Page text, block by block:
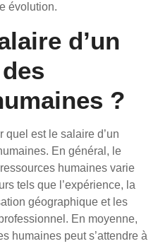
évolution.
d’un
?
quel est le salaire d’un
En général, le
humaines varie
tels que l’expérience, la
géographique et les
En moyenne,
humaines peut s’attendre à